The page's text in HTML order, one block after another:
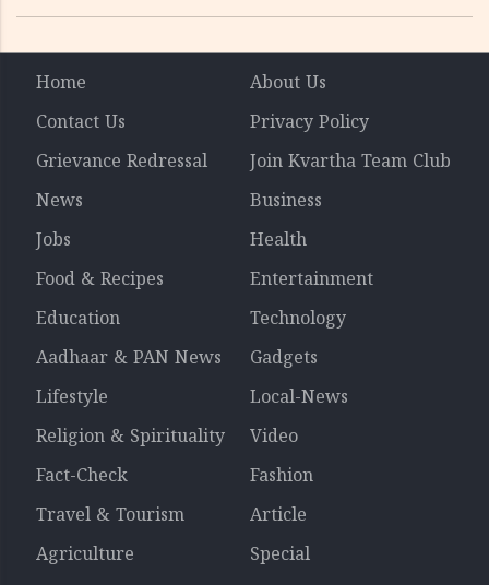
Home
About Us
Contact Us
Privacy Policy
Grievance Redressal
Join Kvartha Team Club
News
Business
Jobs
Health
Food & Recipes
Entertainment
Education
Technology
Aadhaar & PAN News
Gadgets
Lifestyle
Local-News
Religion & Spirituality
Video
Fact-Check
Fashion
Travel & Tourism
Article
Agriculture
Special